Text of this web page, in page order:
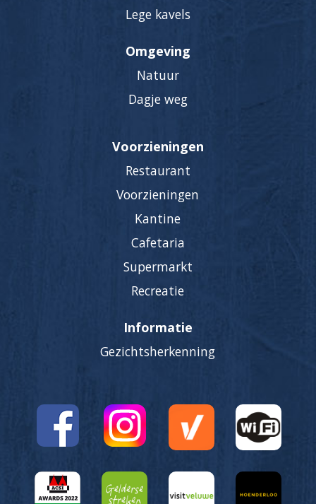
Lege kavels
Omgeving
Natuur
Dagje weg
Voorzieningen
Restaurant
Voorzieningen
Kantine
Cafetaria
Supermarkt
Recreatie
Informatie
Gezichtsherkenning